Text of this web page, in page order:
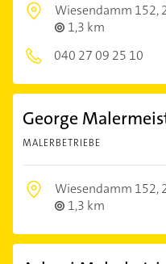
Wiesendamm 152,
1,3 km
040 27 09 25 10
George
MALERBETRIEBE
Wiesendamm 152,
1,3 km